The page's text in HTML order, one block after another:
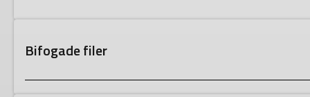
Bifogade filer